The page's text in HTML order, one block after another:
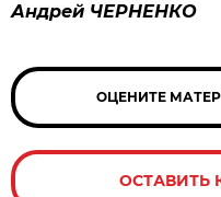
Андрей ЧЕРНЕНКО
ОЦЕНИТЕ
ОСТАВИТЬ